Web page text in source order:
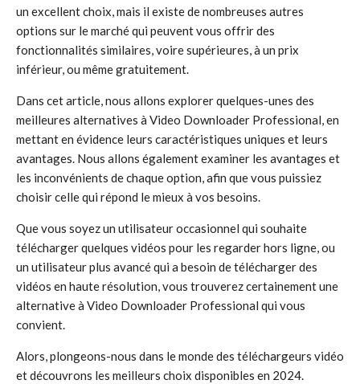
un excellent choix, mais il existe de nombreuses autres
options sur le marché qui peuvent vous offrir des
fonctionnalités similaires, voire supérieures, à un prix
inférieur, ou même gratuitement.
Dans cet article, nous allons explorer quelques-unes des
meilleures alternatives à Video Downloader Professional, en
mettant en évidence leurs caractéristiques uniques et leurs
avantages. Nous allons également examiner les avantages et
les inconvénients de chaque option, afin que vous puissiez
choisir celle qui répond le mieux à vos besoins.
Que vous soyez un utilisateur occasionnel qui souhaite
télécharger quelques vidéos pour les regarder hors ligne, ou
un utilisateur plus avancé qui a besoin de télécharger des
vidéos en haute résolution, vous trouverez certainement une
alternative à Video Downloader Professional qui vous
convient.
Alors, plongeons-nous dans le monde des téléchargeurs vidéo
et découvrons les meilleurs choix disponibles en 2024.